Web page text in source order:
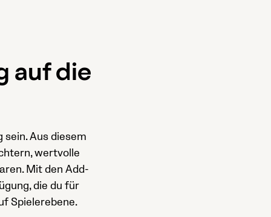
auf die
Aus diesem
wertvolle
Mit den Add-
die du für
Spielerebene.